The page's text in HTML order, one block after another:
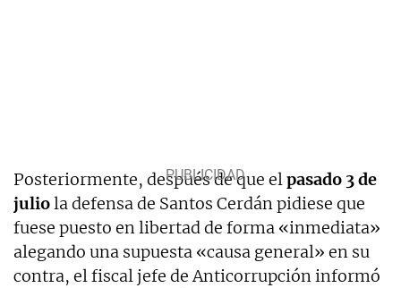
Posteriormente, después de que elpasado 3 de
juliola defensa de Santos Cerdán pidiese que
fuese puesto en libertad de forma «inmediata»
alegando una supuesta «causa general» en su
contra, el fiscal jefe de Anticorrupción informó